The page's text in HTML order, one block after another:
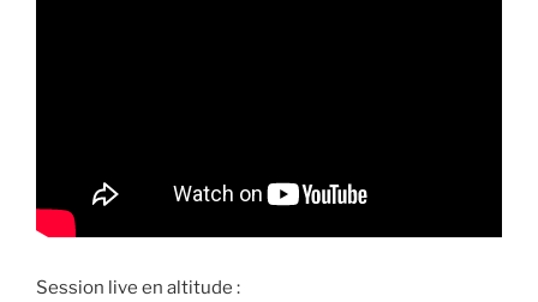
Session live en altitude :